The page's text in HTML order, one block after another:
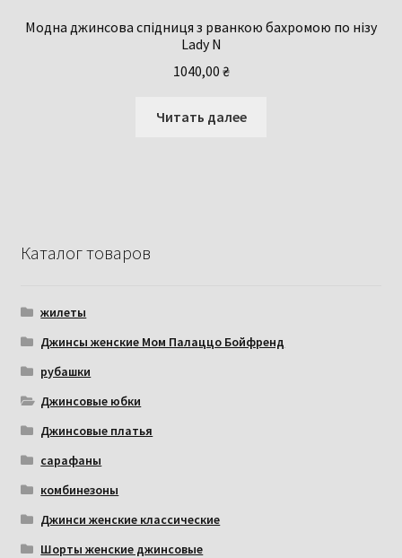
Модна джинсова спідниця з рванкою бахромою по нізу
Lady N
1040,00 ₴
Читать далее
Каталог товаров
жилеты
Джинсы женские Мом Палаццо Бойфренд
рубашки
Джинсовые юбки
Джинсовые платья
сарафаны
комбинезоны
Джинси женские классические
Шорты женские джинсовые